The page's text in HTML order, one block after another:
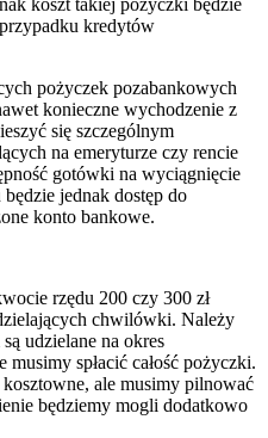
kredytów
pożyczek pozabankowych
konieczne wychodzenie z
się szczególnym
na emeryturze czy rencie
gotówki na wyciągnięcie
jednak dostęp do
konto bankowe.
rzędu 200 czy 300 zł
chwilówki. Należy
udzielane na okres
spłacić całość pożyczki.
ale musimy pilnować
będziemy mogli dodatkowo